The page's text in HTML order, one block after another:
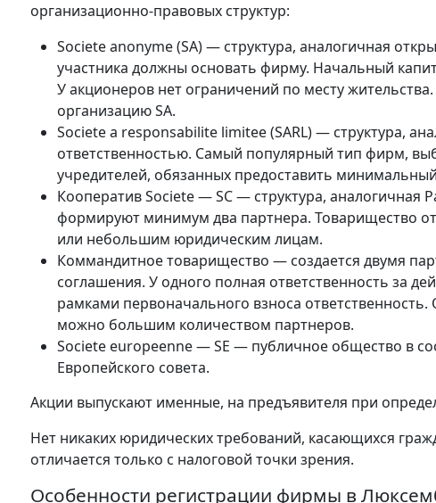
организационно-правовых структур:
Societe anonyme (SA) — структура, аналогичная
участника должны основать фирму. Начальный
У акционеров нет ограничений по месту
организацию SA.
Societe a responsabilite limitee (SARL) — структура,
ответственностью. Самый популярный тип фирм,
учредителей, обязанных предоставить
Кооператив Societe — SC — структура, аналогичная
формируют минимум два партнера. Товарищество
или небольшим юридическим лицам.
Коммандитное товарищество — создается двумя
соглашения. У одного полная ответственность за
рамками первоначального взноса
можно большим количеством партнеров.
Societe europeenne — SE — публичное общество в
Европейского совета.
Акции выпускают именные, на предъявителя при
Нет никаких юридических требований, касающихся
отличается только с налоговой точки зрения.
Особенности регистрации фирмы в